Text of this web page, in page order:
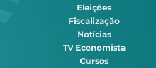
Eleições
Fiscalização
Notícias
TV Economista
Cursos